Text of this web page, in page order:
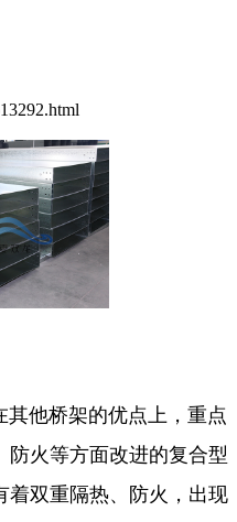
其他桥架的优点上，重点
火等方面改进的复合型
着双重隔热、防火，出现